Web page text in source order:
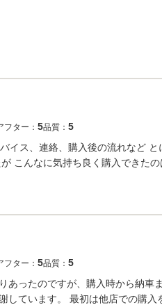
フター： 5品質： 5
イス、連絡、購入後の流れなど
こんなに気持ち良く購入できた
フター： 5品質： 5
あったのですが、購入時から納車
しています。 最初は他店での購入